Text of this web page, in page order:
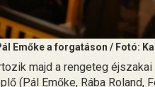
Emőke a forgatáson / Fotó:
majd a rengeteg
(Pál Emőke, Rába Roland,